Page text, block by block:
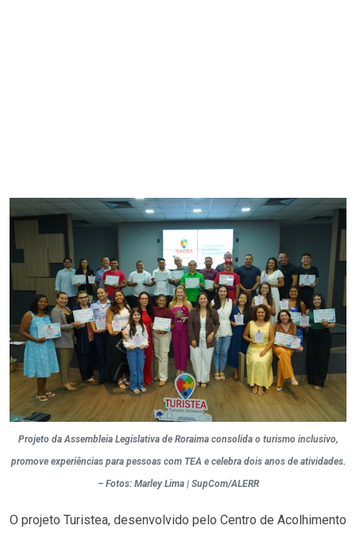
Projeto da Assembleia Legislativa de Roraima consolida o turismo inclusivo,
promove experiências para pessoas com TEA e celebra dois anos de atividades.
– Fotos: Marley Lima | SupCom/ALERR
O projeto Turistea, desenvolvido pelo Centro de Acolhimento